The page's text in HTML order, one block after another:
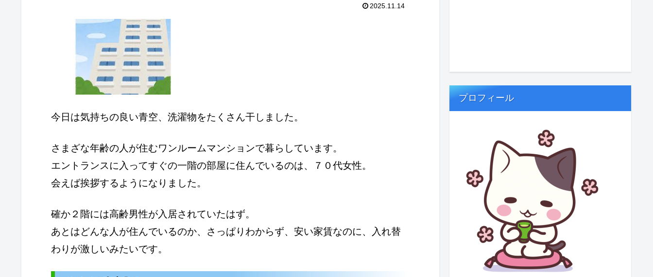
2025.11.14
今日は気持ちの良い青空、洗濯物をたくさん干しました。
さまざな年齢の人が住むワンルームマンションで暮らしています。
エントランスに入ってすぐの一階の部屋に住んでいるのは、７０代女性。
会えば挨拶するようになりました。
確か２階には高齢男性が入居されていたはず。
あとはどんな人が住んでいるのか、さっぱりわからず、安い家賃なのに、入れ替
わりが激しいみたいです。
プロフィール